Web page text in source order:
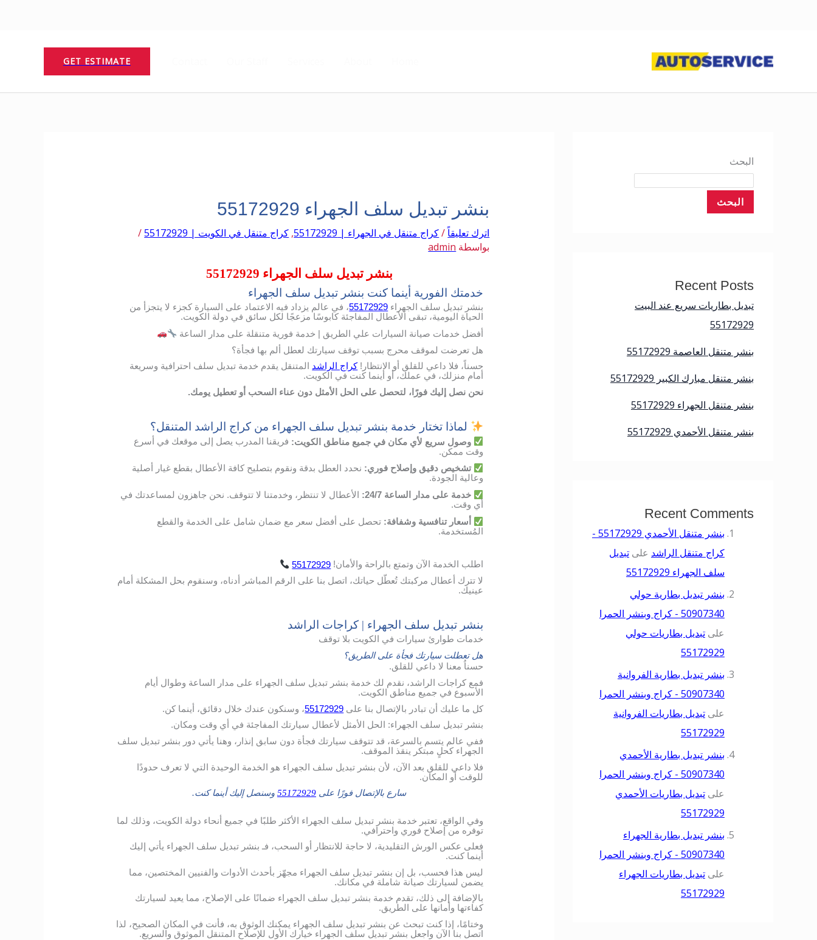
GET ESTIMATE
البحث
البحث
Recent Posts
تبديل بطاريات سريع عند البيت
55172929
بنشر متنقل العاصمة 55172929
بنشر متنقل مبارك الكبير 55172929
بنشر متنقل الجهراء 55172929
بنشر متنقل الأحمدي 55172929
Recent Comments
بنشر متنقل الأحمدي 55172929 -
كراج متنقل الراشد على تبديل
سلف الجهراء 55172929
بنشر تبديل بطارية حولي
50907340 - كراج وبنشر الحمرا
على تبديل بطاريات حولي
55172929
بنشر تبديل بطارية الفروانية
50907340 - كراج وبنشر الحمرا
على تبديل بطاريات الفروانية
55172929
بنشر تبديل بطارية الأحمدي
50907340 - كراج وبنشر الحمرا
على تبديل بطاريات الأحمدي
55172929
بنشر تبديل بطارية الجهراء
50907340 - كراج وبنشر الحمرا
على تبديل بطاريات الجهراء
55172929
بنشر تبديل سلف الجهراء 55172929
اترك تعليقاً/كراج متنقل في الجهراء | 55172929 , كراج متنقل في الكويت | 55172929
/
بواسطة admin
بنشر تبديل سلف الجهراء 55172929
خدمتك الفورية أينما كنت بنشر تبديل سلف الجهراء
بنشر تبديل سلف الجهراء 55172929، في عالم يزداد فيه الاعتماد على السيارة كجزء لا يتجزأ من
الحياة اليومية، تبقى الأعطال المفاجئة كابوسًا مزعجًا لكل سائق في دولة الكويت.
أفضل خدمات صيانة السيارات علي الطريق | خدمة فورية متنقلة على مدار الساعة
هل تعرضت لموقف محرج بسبب توقف سيارتك لعطل ألم بها فجأة؟
حسناً، فلا داعي للقلق أو الانتظار!كراج الراشد المتنقل يقدم خدمة تبديل سلف احترافية وسريعة
أمام منزلك، في عملك، أو أينما كنت في الكويت.
نحن نصل إليك فورًا، لتحصل على الحل الأمثل دون عناء السحب أو تعطيل يومك.
لماذا تختار خدمة بنشر تبديل سلف الجهراء من كراج الراشد المتنقل؟
وصول سريع لأي مكان في جميع مناطق الكويت: فريقنا المدرب يصل إلى موقعك في
أسرع
وقت ممكن.
تشخيص دقيق وإصلاح فوري: نحدد العطل بدقة ونقوم بتصليح كافة الأعطال بقطع غيار
أصلية
وعالية
الجودة.
خدمة على مدار الساعة 24/7: الأعطال لا تنتظر، وخدمتنا لا تتوقف. نحن جاهزون لمساعدتك في
أي وقت.
أسعار تنافسية وشفافة: تحصل على أفضل سعر مع ضمان شامل على الخدمة والقطع
المُستخدمة.
اطلب الخدمة الآن وتمتع بالراحة والأمان!
55172929
لا تترك أعطال مركبتك تُعطّل حياتك، اتصل بنا على الرقم المباشر أدناه، وسنقوم بحل المشكلة أمام
عينيك.
بنشر تبديل سلف الجهراء | كراجات الراشد
خدمات طوارئ سيارات في الكويت بلا توقف
هل تعطلت سيارتك فجأة على الطريق؟
حسناُ معنا لا داعي للقلق.
فمع كراجات الراشد، نقدم لك خدمة بنشر تبديل سلف الجهراء على مدار الساعة وطوال أيام
الأسبوع في جميع مناطق الكويت.
كل ما عليك أن تبادر بالإتصال بنا على 55172929، وسنكون عندك خلال دقائق، أينما كن.
بنشر تبديل سلف الجهراء: الحل الأمثل لأعطال سيارتك المفاجئة في أي وقت ومكان.
ففي عالم يتسم بالسرعة، قد تتوقف سيارتك فجأة دون سابق إنذار، وهنا يأتي دور بنشر تبديل سلف
الجهراء كحلٍ مبتكر ينقذ الموقف.
فلا داعي للقلق بعد الآن، لأن بنشر تبديل سلف الجهراء هو الخدمة الوحيدة التي لا تعرف حدودًا
للوقت أو المكان.
سارع بالإتصال فورًا على 55172929 وسنصل إليك أينما كنت.
وفي الواقع، تعتبر خدمة بنشر تبديل سلف الجهراء الأكثر طلبًا في جميع أنحاء دولة الكويت، وذلك لما
توفره من إصلاح فوري واحترافي.
فعلى عكس الورش التقليدية، لا حاجة للانتظار أو السحب، فـ بنشر تبديل سلف الجهراء يأتي إليك
أينما كنت.
ليس هذا فحسب، بل إن بنشر تبديل سلف الجهراء مجهّز بأحدث الأدوات والفنيين المختصين، مما
يضمن لسيارتك صيانة شاملة في مكانك.
بالإضافة إلى ذلك، تقدم خدمة بنشر تبديل سلف الجهراء ضمانًا على الإصلاح، مما يعيد لسيارتك
كفاءتها وأمانها على الطريق.
وختامًا، إذا كنت تبحث عن بنشر تبديل سلف الجهراء يمكنك الوثوق به، فأنت في المكان الصحيح، لذا
اتصل بنا الآن واجعل بنشر تبديل سلف الجهراء خيارك الأول للإصلاح المتنقل الموثوق والسريع.